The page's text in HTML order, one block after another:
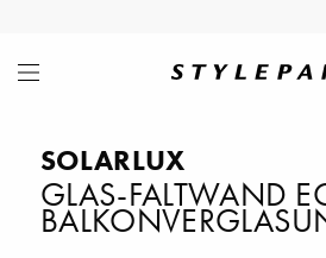
SOLARLUX
GLAS-FALTWAND